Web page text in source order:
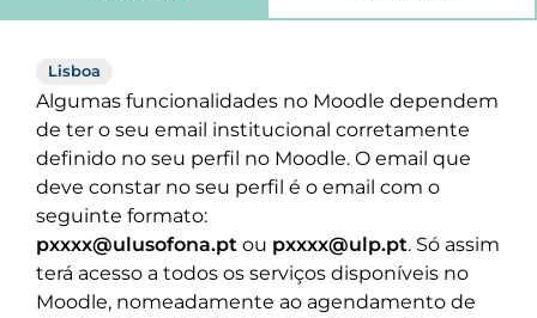
Lisboa
Algumas funcionalidades no Moodle dependem
de ter o seu email institucional corretamente
definido no seu perfil no Moodle. O email que
deve constar no seu perfil é o email com o
seguinte formato:
pxxxx@ulusofona.pt ou pxxxx@ulp.pt. Só assim
terá acesso a todos os serviços disponíveis no
Moodle, nomeadamente ao agendamento de